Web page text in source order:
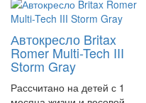
Автокресло Britax
Romer Multi-Tech III
Storm Gray
Рассчитано на детей с 1